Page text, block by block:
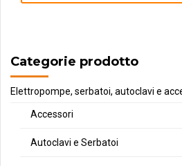
Categorie prodotto
Elettropompe, serbatoi, autoclavi e
Accessori
Autoclavi e Serbatoi